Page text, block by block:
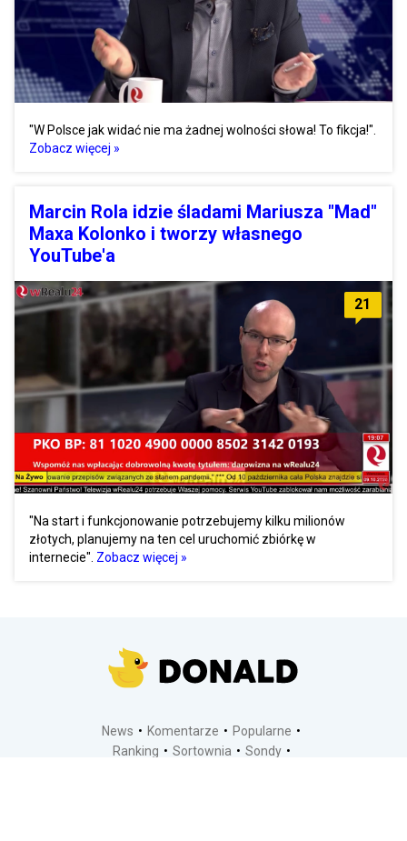
"W Polsce jak widać nie ma żadnej wolności słowa! To fikcja!".
Zobacz więcej »
Marcin Rola idzie śladami Mariusza "Mad"
Maxa Kolonko i tworzy własnego
YouTube'a
21
"Na start i funkcjonowanie potrzebujemy kilku milionów
złotych, planujemy na ten cel uruchomić zbiórkę w
internecie". Zobacz więcej »
News Komentarze
Popularne
Ranking
Sortownia
Sondy